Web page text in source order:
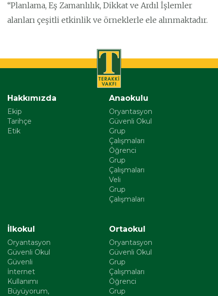
“Planlama, Eş Zamanlılık, Dikkat ve Ardıl İşlemler
alanları çeşitli etkinlik ve örneklerle ele alınmaktadır.
Hakkımızda
Ekip
Tarihçe
Etik
Anaokulu
Oryantasyon
Güvenli Okul
Grup
Çalışmaları
Öğrenci
Grup
Çalışmaları
Veli
Grup
Çalışmaları
İlkokul
Oryantasyon
Güvenli Okul
Güvenli
İnternet
Kullanımı
Büyüyorum,
Ortaokul
Oryantasyon
Güvenli Okul
Grup
Çalışmaları
Öğrenci
Grup